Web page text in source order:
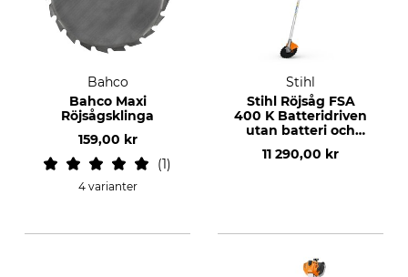
Bahco
Bahco Maxi
Röjsågsklinga
159,00 kr
1
4 varianter
Stihl
Stihl Röjsåg FSA
400 K Batteridriven
utan batteri och
laddare
11 290,00 kr